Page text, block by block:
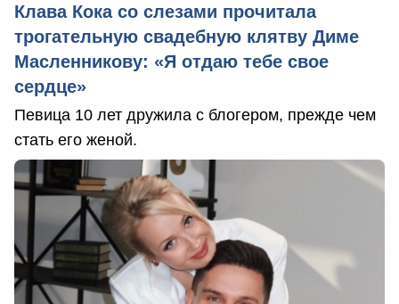
Клава Кока со слезами прочитала
трогательную свадебную клятву Диме
Масленникову: «Я отдаю тебе свое
сердце»
Певица 10 лет дружила с блогером, прежде чем
стать его женой.